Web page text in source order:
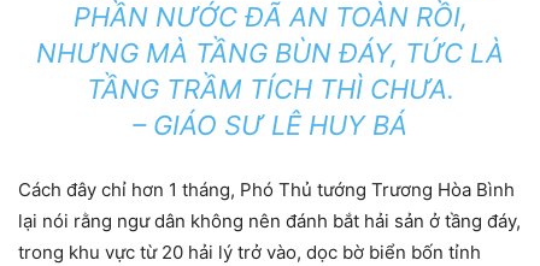
PHẦN NƯỚC ĐÃ AN TOÀN RỒI,
NHƯNG MÀ TẦNG BÙN ĐÁY, TỨC LÀ
TẦNG TRẦM TÍCH THÌ CHƯA.
– GIÁO SƯ LÊ HUY BÁ
Cách đây chỉ hơn 1 tháng, Phó Thủ tướng Trương Hòa Bình
lại nói rằng ngư dân không nên đánh bắt hải sản ở tầng đáy,
trong khu vực từ 20 hải lý trở vào, dọc bờ biển bốn tỉnh